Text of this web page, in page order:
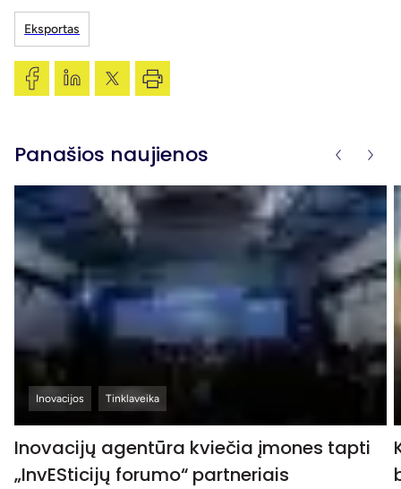
Eksportas
Panašios naujienos
Inovacijos Tinklaveika
Inovacijų agentūra kviečia įmones tapti
„InvESticijų forumo“ partneriais